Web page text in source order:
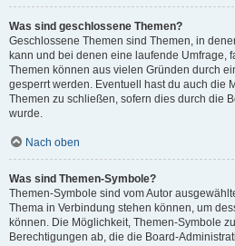
Was sind geschlossene Themen?
Geschlossene Themen sind Themen, in
kann und bei denen eine laufende Umfrage,
Themen können aus vielen Gründen durch
gesperrt werden. Eventuell hast du auch die
Themen zu schließen, sofern dies durch die
wurde.
Nach oben
Was sind Themen-Symbole?
Themen-Symbole sind vom Autor
Thema in Verbindung stehen können, um
können. Die Möglichkeit, Themen-Symbole
Berechtigungen ab, die die Board-